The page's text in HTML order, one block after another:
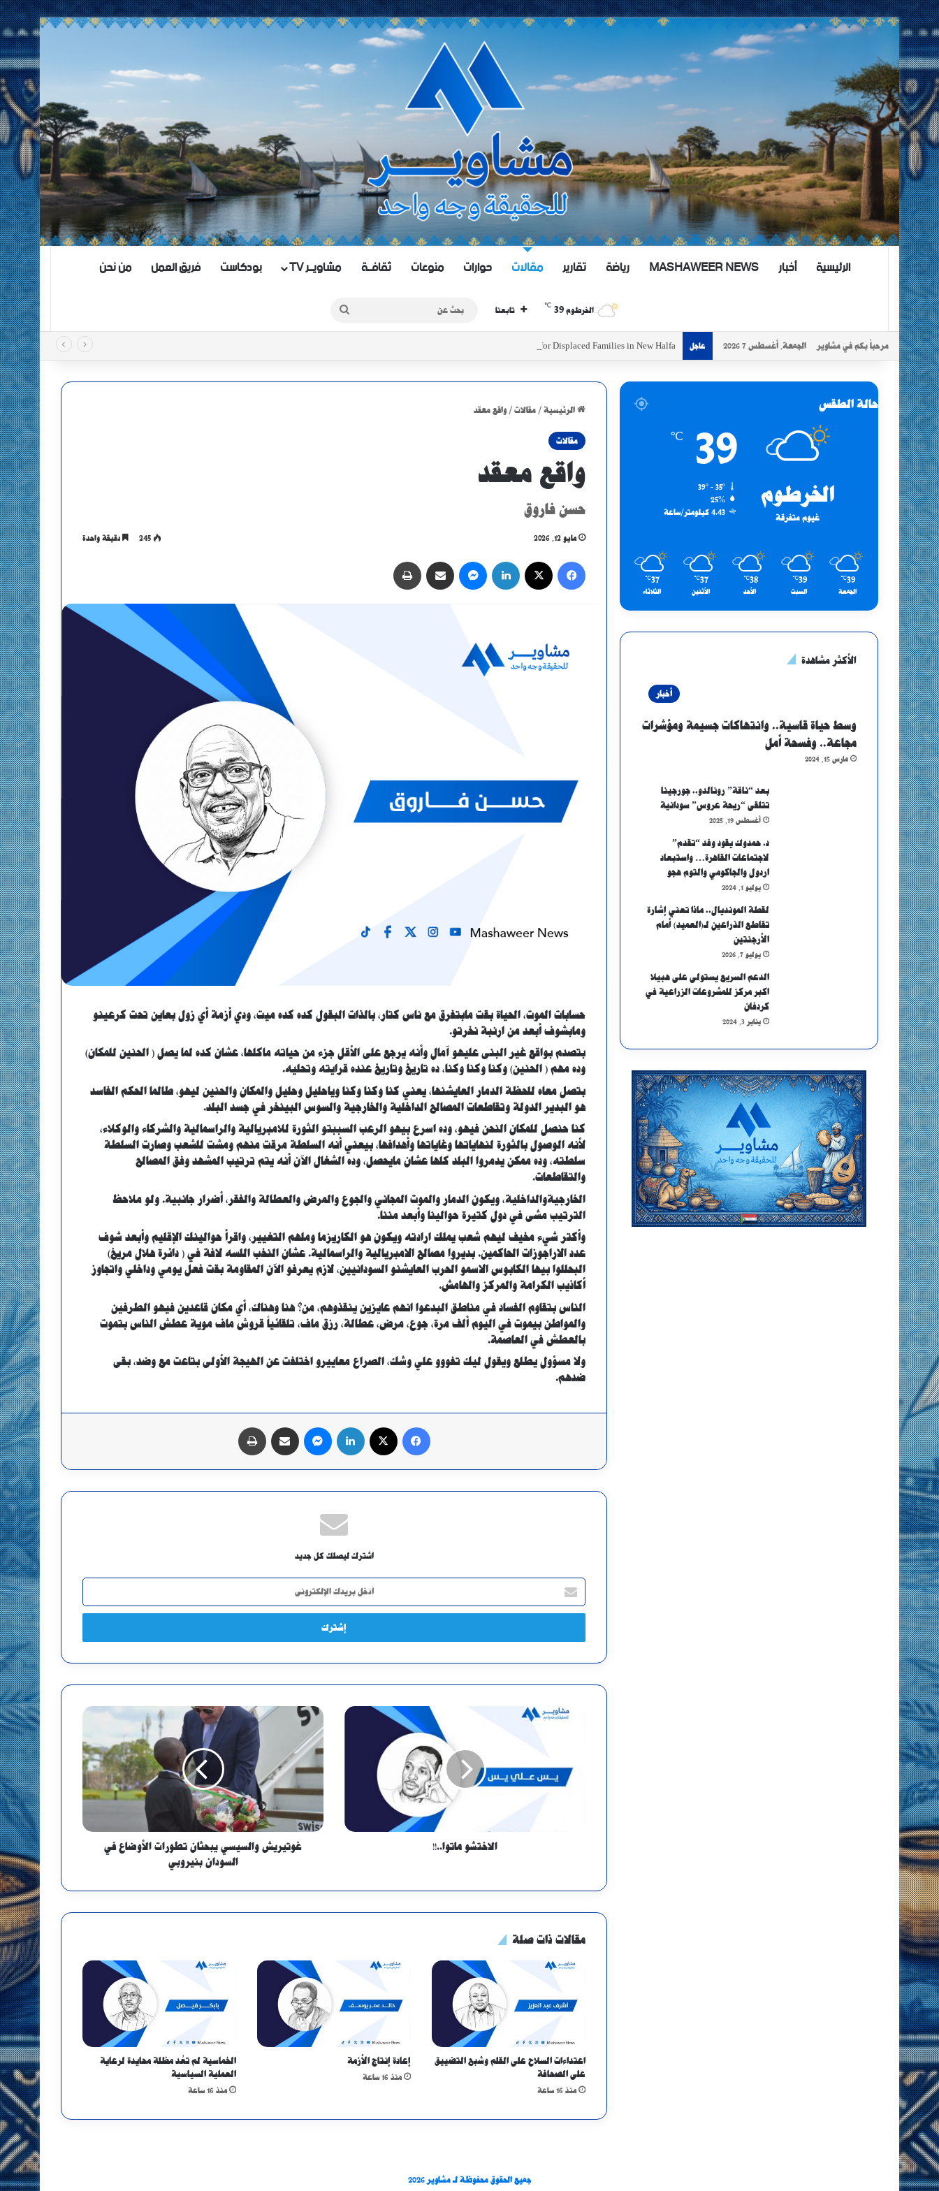
الرئيسية أخبار MASHAWEER NEWS رياضة تقارير مقالات حوارات منوعات ثقافــة مشاويــر TV بودكاست فريق العمل من نحن
الخرطوم 39
℃
تابعنا بحث
عن
مرحباً بكم في مشاوير الجمعة, أغسطس 7 2026 عاجل Initiatives to Support Food Security for Displaced Families in New Halfa
الرئيسية / مقالات / واقع معقد
مقالات
واقع معقد
حسن فاروق
مايو 12, 2026 245 دقيقة واحدة
فيسبوك لينكدإن ماسنجر مشاركة عبر البريد
حسابات الموت، الحياة بقت مابتفرق مع ناس كتار، بالذات البقول كده كده ميت، ودي أزمة أي زول بعاين تحت كرعينو
ومابشوف أبعد من ارنبة نخرتو.
بتصدم بواقع غير البنى عليهو آمال وأنه يرجع على الأقل جزء من حياته ماكلها، عشان كده لما يصل ( الحنين للمكان)
وده مهم ( الحنين) وكنا وكنا وكنا، ده تاريخ وتاريخ عنده قرايته وتحليه.
بتصل معاه للحظة الدمار العايشنها، يعني كنا وكنا وكنا وياحليل وحليل والمكان والحنين ليهو، طالما الحكم الفاسد
هو البدير الدولة وتقاطعات المصالح الداخلية والخارجية والسوس البينخر في جسد البلد.
كنا حنصل للمكان النحن فيهو، وده اسرع بيهو الرعب السببتو الثورة للامبريالية والراسمالية والشركاء والوكلاء،
لأنه الوصول بالثورة لنهاياتها وغاياتها وأهدافها، بيعني أنه السلطة مرقت منهم ومشت للشعب وصارت السلطة
سلطته، وده ممكن يدمروا البلد كلها عشان مايحصل، وده الشغال الآن أنه يتم ترتيب المشهد وفق المصالح
والتقاطعات.
الخارجيةوالداخلية، ويكون الدمار والموت المجاني والجوع والمرض والعطالة والفقر، أضرار جانبية. ولو ملاحظ
الترتيب مشى في دول كتيرة حوالينا وأبعد مننا.
وأكتر شيء مخيف ليهم شعب يملك ارادته ويكون هو الكاريزما وملهم التغيير، واقرأ حوالينك الإقليم وأبعد شوف
عدد الاراجوزات الحاكمين. بديروا مصالح الامبريالية والراسمالية. عشان النخب اللسه لافة في ( دائرة هلال مريخ)
البحللوا بيها الكابوس الاسمو الحرب العايشنو السودانيين، لازم يعرفو الآن المقاومة بقت فعل يومي وداخلي واتجاوز
أكاذيب الكرامة والمركز والهامش.
الناس بتقاوم الفساد في مناطق البدعوا انهم عايزين ينقذوهم، من؟ هنا وهناك، أي مكان قاعدين فيهو الطرفين
والمواطن بيموت في اليوم ألف مرة، جوع، مرض، عطالة، رزق ماف، تلقائياً قروش ماف موية عطش الناس بتموت
بالعطش في العاصمة.
ولا مسؤول يطلع ويقول ليك تفووو علي وشك، الصراع معاييرو اختلفت عن الهيجة الأولى بتاعت مع وضد، بقى
ضدهم.
فيسبوك لينكدإن ماسنجر مشاركة عبر البريد
اشترك ليصلك كل جديد
أدخل
بريدك
الإلكتروني
الاختشو ماتوا..!!
غوتيريش والسيسي يبحثان تطورات الأوضاع في
السودان بنيروبي
مقالات ذات صلة
اعتداءات السلاح على القلم وشبح التضييق
على الصحافة
منذ 16 ساعة
إعادة إنتاج الأزمة
منذ 16 ساعة
الخماسية لم تعُد مظلة محايدة لرعاية
العملية السياسية
منذ 16 ساعة
حالة الطقس
الخرطوم
غيوم متفرقة
39
℃
39º - 35º
25%
4.43 كيلومتر/ساعة
39
℃
الجمعة
39
℃
السبت
38
℃
الأحد
37
℃
الأثنين
37
℃
الثلاثاء
الأكثر مشاهدة
أخبار
وسط حياة قاسية.. وانتهاكات جسيمة ومؤشرات
مجاعة.. وفسحة أمل
مارس 15, 2024
بعد “ناقة” رونالدو.. جورجينا
تتلقى “ريحة عروس” سودانية
أغسطس 19, 2025
د. حمدوك يقود وفد “تقدم”
لاجتماعات القاهرة… واستبعاد
اردول والجاكومي والتوم هجو
يوليو 1, 2024
لقطة المونديال.. ماذا تعني إشارة
تقاطع الذراعين لـ(العميد) أمام
الأرجنتين
يوليو 7, 2026
الدعم السريع يستولى على هبيلا
اكبر مركز للمشروعات الزراعية في
كردفان
يناير 3, 2024
جميع الحقوق محفوظة لـ مشاوير 2026